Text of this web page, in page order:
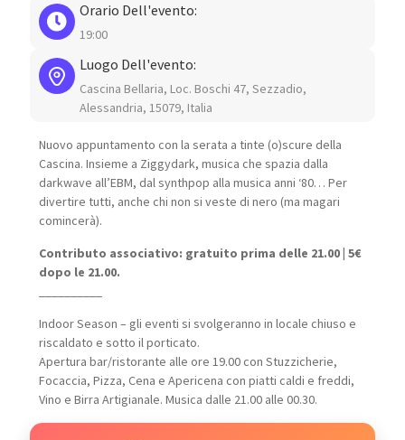
Orario Dell'evento:
19:00
Luogo Dell'evento:
Cascina Bellaria, Loc. Boschi 47, Sezzadio,
Alessandria, 15079, Italia
Nuovo appuntamento con la serata a tinte (o)scure della
Cascina. Insieme a Ziggydark, musica che spazia dalla
darkwave all’EBM, dal synthpop alla musica anni ‘80… Per
divertire tutti, anche chi non si veste di nero (ma magari
comincerà).
Contributo associativo: gratuito prima delle 21.00 | 5€
dopo le 21.00.
Indoor Season – gli eventi si svolgeranno in locale chiuso e
riscaldato e sotto il porticato.
Apertura bar/ristorante alle ore 19.00 con Stuzzicherie,
Focaccia, Pizza, Cena e Apericena con piatti caldi e freddi,
Vino e Birra Artigianale. Musica dalle 21.00 alle 00.30.